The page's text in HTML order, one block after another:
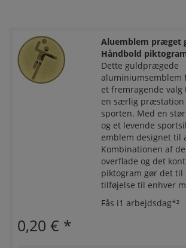
Aluemblem præget
Håndbold
Dette guldprægede
aluminiumsemblem
et fremragende valg
en særlig
sporten. Med en
og et levende
emblem designet til
Kombinationen af
overflade og det
piktogram gør det til
tilføjelse til enhver
Fås i1 arbejdsdag*²
0,20 € *